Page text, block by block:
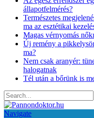
állapotfelmérés?
Természetes
ma az esztétikai
Magas vérnyomás
Új remény a
ma?
Nem csak aranyér:
halogatnak
Tél után a bőrünk is
Navigate